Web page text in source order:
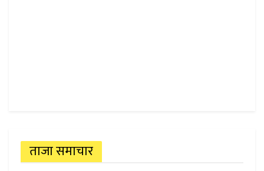
ताजा समाचार